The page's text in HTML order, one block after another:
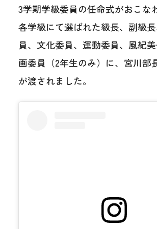
3学期学級委員の任命式がおこな
各学級にて選ばれた級長、副級
員、文化委員、運動委員、風紀
画委員（2年生のみ）に、宮川部
が渡されました。